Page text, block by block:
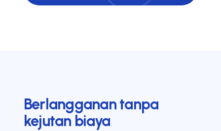
Berlangganan tanpa
kejutan biaya